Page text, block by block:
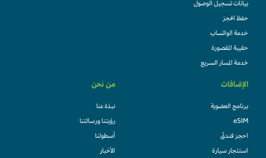
بيانات تسجيل الوصول
حفظ الحجز
خدمة الواتساب
حقيبة المقصورة
خدمة المسار السريع
الإضافات
برنامج العضوية
eSIM
احجز فندقً
استئجار سيارة
من نحن
نبذة عنا
رؤيتنا ورسالتنا
أسطولنا
الأخبار